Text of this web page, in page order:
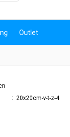
Outlet
: 20x20cm-v-t-z-4